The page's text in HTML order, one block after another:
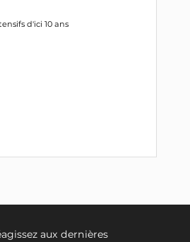
d'ici 10 ans
aux dernières